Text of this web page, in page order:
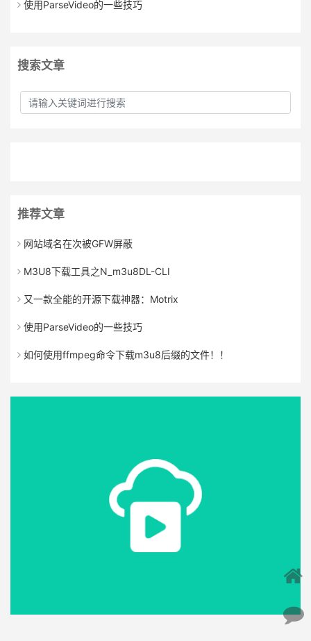
使用ParseVideo的一些技巧
搜索文章
推荐文章
网站域名在次被GFW屏蔽
M3U8下载工具之N_m3u8DL-CLI
又一款全能的开源下载神器：Motrix
使用ParseVideo的一些技巧
如何使用ffmpeg命令下载m3u8后缀的文件！！